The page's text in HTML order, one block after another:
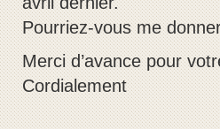
Pourriez-vous me
Merci d’avance pour
Cordialement